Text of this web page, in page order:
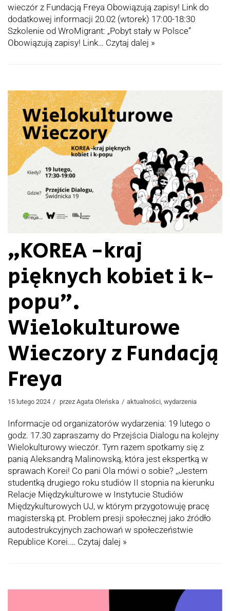
wieczór z Fundacją Freya Obowiązują zapisy! Link do
dodatkowej informacji 20.02 (wtorek) 17:00-18:30
Szkolenie od WroMigrant: „Pobyt stały w Polsce”
Obowiązują zapisy! Link… Czytaj dalej »
„KOREA -kraj
pięknych kobiet i k-
popu”.
Wielokulturowe
Wieczory z Fundacją
Freya
15 lutego 2024 przez Agata Oleńska aktualności, wydarzenia
Informacje od organizatorów wydarzenia: 19 lutego o
godz. 17.30 zapraszamy do Przejścia Dialogu na kolejny
Wielokulturowy wieczór. Tym razem spotkamy się z
panią Aleksandrą Malinowską, która jest ekspertką w
sprawach Korei! Co pani Ola mówi o sobie? ,,Jestem
studentką drugiego roku studiów II stopnia na kierunku
Relacje Międzykulturowe w Instytucie Studiów
Międzykulturowych UJ, w którym przygotowuję pracę
magisterską pt. Problem presji społecznej jako źródło
autodestrukcyjnych zachowań w społeczeństwie
Republice Korei.… Czytaj dalej »